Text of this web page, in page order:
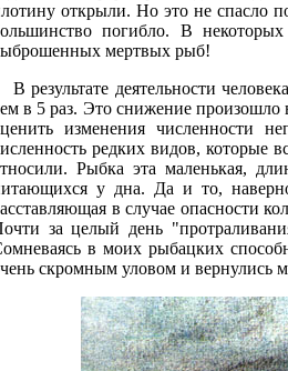
открыли. Но это не спасло
погибло. В
мертвых рыб!
В результате деятельности
в 5 раз. Это снижение произошло
изменения численности
редких видов, которые
Рыбка эта маленькая,
у дна. Да и то,
в случае опасности
за целый день
в моих рыбацких
скромным уловом и вернулись